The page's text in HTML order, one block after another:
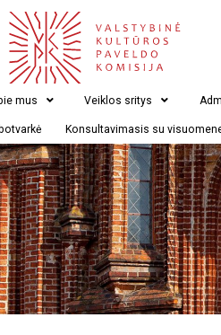
mus Veiklos sritys
Konsultavimasis su